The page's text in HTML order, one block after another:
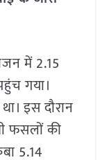
में 2.15
गया।
इस दौरान
फसलों की
5.14